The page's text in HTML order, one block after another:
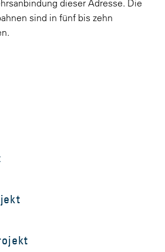
dieser Adresse. Die
sind in fünf bis zehn